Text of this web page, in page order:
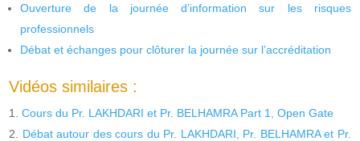
Ouverture de la journée d’information sur les risques
professionnels
Débat et échanges pour clôturer la journée sur l’accréditation
Vidéos similaires :
Cours du Pr. LAKHDARI et Pr. BELHAMRA Part 1, Open Gate
Débat autour des cours du Pr. LAKHDARI, Pr. BELHAMRA et Pr.